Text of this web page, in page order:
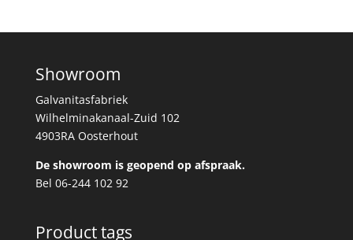
Showroom
Galvanitasfabriek
Wilhelminakanaal-Zuid 102
4903RA Oosterhout
De showroom is geopend op afspraak.
Bel 06-244 102 92
Product tags